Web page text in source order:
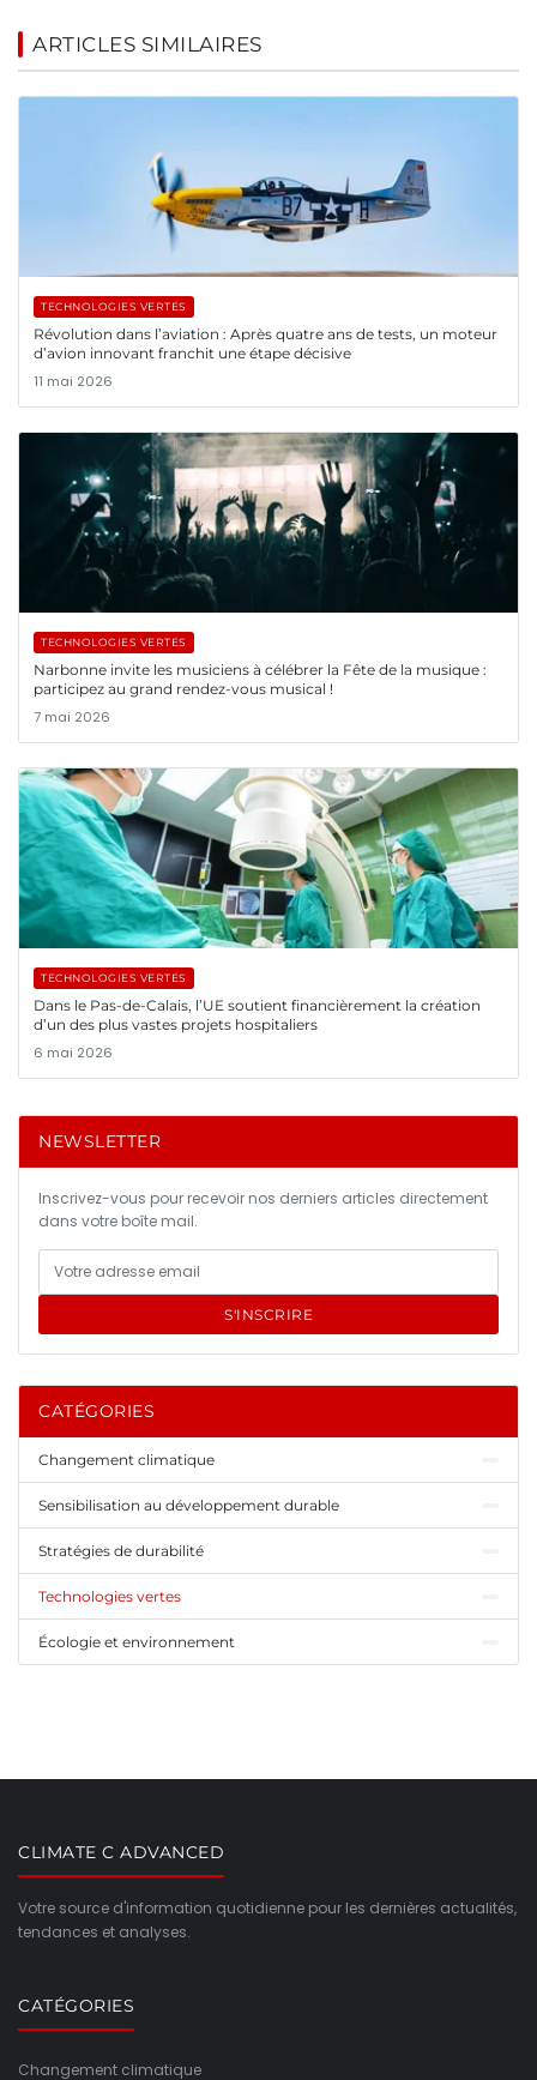
ARTICLES SIMILAIRES
TECHNOLOGIES VERTES
Révolution dans l’aviation : Après quatre ans de tests, un moteur
d’avion innovant franchit une étape décisive
11 mai 2026
TECHNOLOGIES VERTES
Narbonne invite les musiciens à célébrer la Fête de la musique :
participez au grand rendez-vous musical !
7 mai 2026
TECHNOLOGIES VERTES
Dans le Pas-de-Calais, l’UE soutient financièrement la création
d’un des plus vastes projets hospitaliers
6 mai 2026
NEWSLETTER
Inscrivez-vous pour recevoir nos derniers articles directement
dans votre boîte mail.
S'INSCRIRE
CATÉGORIES
Changement climatique
Sensibilisation au développement durable
Stratégies de durabilité
Technologies vertes
Écologie et environnement
CLIMATE C ADVANCED
Votre source d'information quotidienne pour les dernières actualités,
tendances et analyses.
CATÉGORIES
Changement climatique